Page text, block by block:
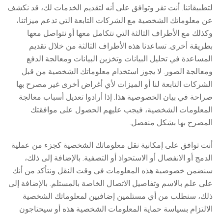
لتطبيقاتنا. أنت تقر وتوافق على أنه لتقديم الخدمات لك، قد نكشف
عن معلوماتك الشخصية مع الشركات التابعة التي تدعم ميزاتنا،
وكذلك مع الأطراف الثالثة التي نتكامل معها أو نتواصل معها
بطريقة أخرى. تساعدنا هذه الأطراف الثالثة من خلال تقديم
المساعدة في تحليل البيانات وتخزين البيانات ومعالجة الدفع
ومعالجة الصور. لا يجوز استخدام معلوماتك الشخصية من قبل
الشركات التابعة لنا أو الميزات لأي أغراض أخرى غير مصرح بها
صراحة في بيان الخصوصية هذا. إذا أرادوا تعديل أسباب معالجة
المعلومات الشخصية، فيجب عليهم الحصول على موافقتك
المصرح بها بشكل منفصل.
أنت توافق على إمكانية نقل معلوماتك الشخصية كجزء من عملية
الدمج أو الانفصال أو الاستحواذ أو التصفية. بالإضافة إلى ذلك،
سنضمن خصوصية هذه المعلومات في وقت النقل ونتأكد من أنك
على علم بالاسم وتفاصيل الاتصال الخاصة بالمستلم. بالإضافة إلى
ذلك، سنطلب من أي مستلمين إضافيين لمعلوماتك الشخصية
الالتزام بسياسة حماية المعلومات الشخصية هذه أو سيحتاجون